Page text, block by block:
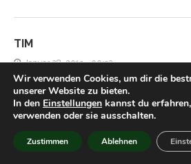
TIM
Januar 28, 2013 - 00:32
Hmm aber gegen ein gutes Licher
an, oder?
HIACYNTA
Wir verwenden Cookies, um dir die
unserer Website zu bieten.
In den Einstellungen kannst du
verwenden oder sie ausschalten.
Zustimmen Ablehnen